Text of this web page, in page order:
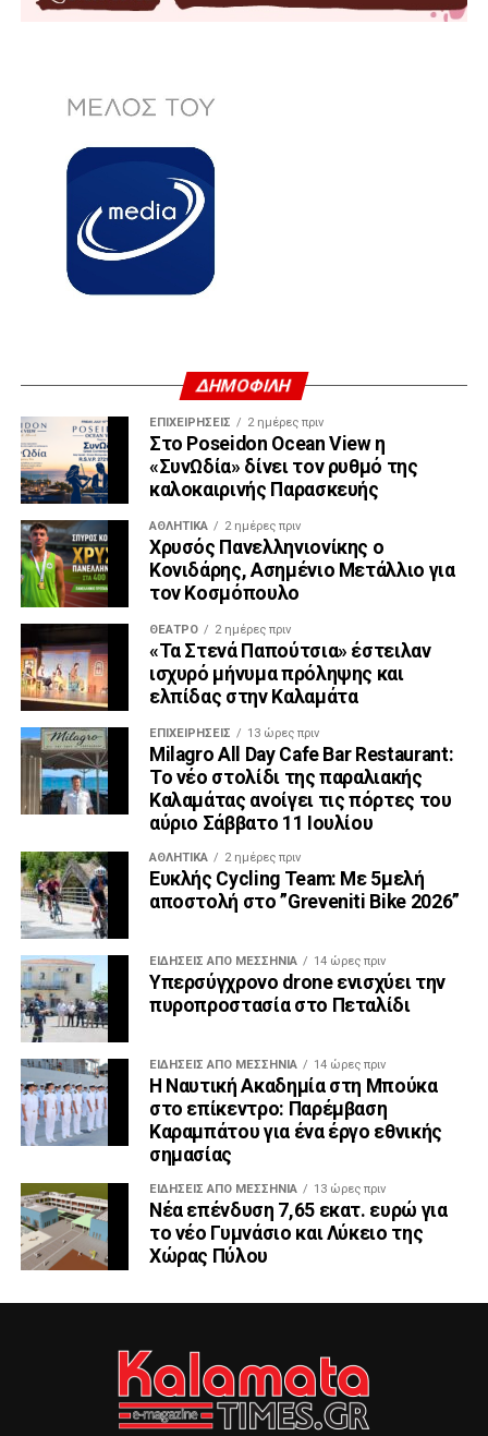
ΔΗΜΟΦΙΛΗ
ΕΠΙΧΕΙΡΉΣΕΙΣ 2 ημέρες πριν
Στο Poseidon Ocean View η
«ΣυνΩδία» δίνει τον ρυθμό της
καλοκαιρινής Παρασκευής
ΑΘΛΗΤΙΚΆ 2 ημέρες πριν
Χρυσός Πανελληνιονίκης ο
Κονιδάρης, Ασημένιο Μετάλλιο για
τον Κοσμόπουλο
ΘΈΑΤΡΟ 2 ημέρες πριν
«Τα Στενά Παπούτσια» έστειλαν
ισχυρό μήνυμα πρόληψης και
ελπίδας στην Καλαμάτα
ΕΠΙΧΕΙΡΉΣΕΙΣ 13 ώρες πριν
Milagro All Day Cafe Bar Restaurant:
Το νέο στολίδι της παραλιακής
Καλαμάτας ανοίγει τις πόρτες του
αύριο Σάββατο 11 Ιουλίου
ΑΘΛΗΤΙΚΆ 2 ημέρες πριν
Ευκλής Cycling Team: Με 5μελή
αποστολή στο ”Greveniti Bike 2026”
ΕΙΔΉΣΕΙΣ ΑΠΟ ΜΕΣΣΗΝΊΑ 14 ώρες πριν
Υπερσύγχρονο drone ενισχύει την
πυροπροστασία στο Πεταλίδι
ΕΙΔΉΣΕΙΣ ΑΠΟ ΜΕΣΣΗΝΊΑ 14 ώρες πριν
Η Ναυτική Ακαδημία στη Μπούκα
στο επίκεντρο: Παρέμβαση
Καραμπάτου για ένα έργο εθνικής
σημασίας
ΕΙΔΉΣΕΙΣ ΑΠΟ ΜΕΣΣΗΝΊΑ 13 ώρες πριν
Νέα επένδυση 7,65 εκατ. ευρώ για
το νέο Γυμνάσιο και Λύκειο της
Χώρας Πύλου